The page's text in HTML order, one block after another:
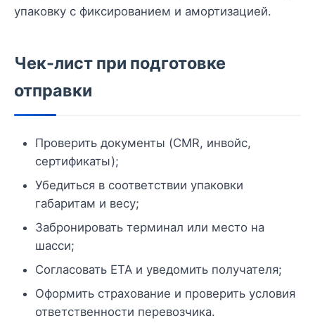
упаковку с фиксированием и амортизацией.
Чек-лист при подготовке
отправки
Проверить документы (CMR, инвойс,
сертификаты);
Убедиться в соответствии упаковки
габаритам и весу;
Забронировать терминал или место на
шасси;
Согласовать ETA и уведомить получателя;
Оформить страхование и проверить условия
ответственности перевозчика.